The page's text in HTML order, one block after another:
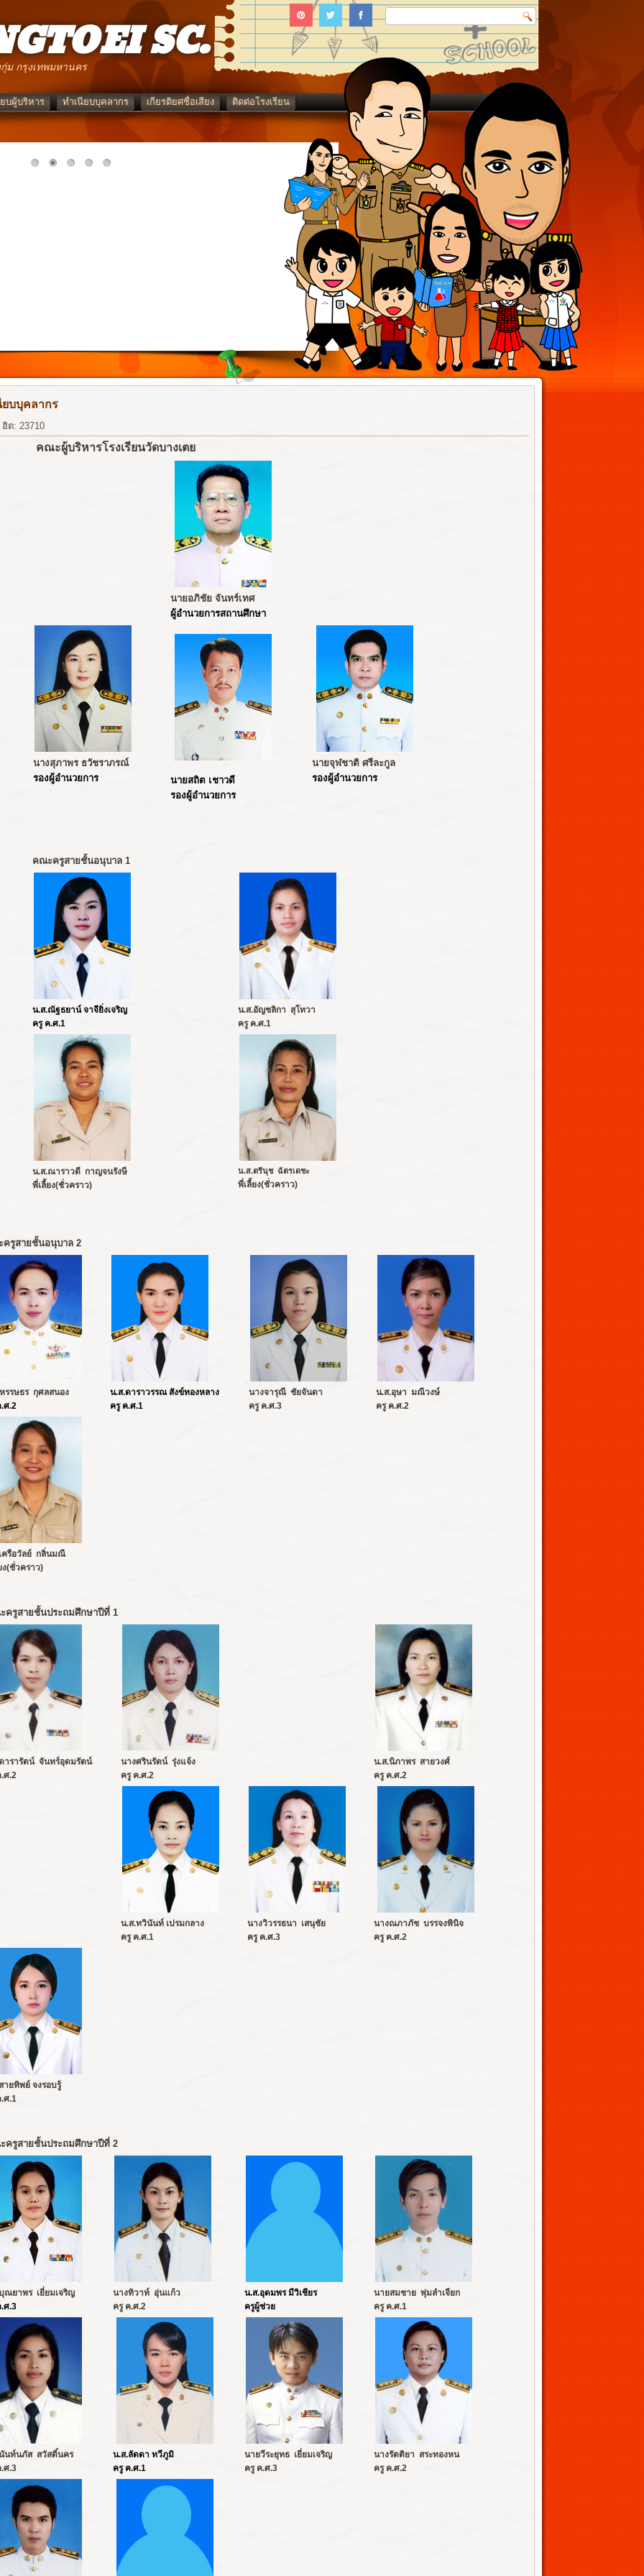
SC.
ม กรุงเทพมหานคร
บผู้บริหาร ทำเนียบบุคลากร เกียรติยศชื่อเสียง ติดต่อโรงเรียน
ยบบุคลากร
ฮิต: 23710
คณะผู้บริหารโรงเรียนวัดบางเตย
นายอภิชัย จันทร์เทศ
ผู้อำนวยการสถานศึกษา
นางสุภาพร ธวัชราภรณ์
รองผู้อำนวยการ
นายสถิต เชาวดี
รองผู้อำนวยการ
นายจุฬชาติ ศรีละกูล
รองผู้อำนวยการ
คณะครูสายชั้นอนุบาล 1
น.ส.ณัฐธยาน์ จาจียิ่งเจริญ
ครู ค.ศ.1
น.ส.อัญชลิกา สุโทวา
ครู ค.ศ.1
น.ส.ณาราวดี กาญจนรังษี
พี่เลี้ยง(ชั่วคราว)
น.ส.ตรีนุช ฉัตรเดชะ
พี่เลี้ยง(ชั่วคราว)
รูสายชั้นอนุบาล 2
รรษธร กุศลสนอง
ศ.2
น.ส.ดาราวรรณ สังข์ทองหลาง
ครู ค.ศ.1
นางจารุณี ชัยจันดา
ครู ค.ศ.3
น.ส.อุษา มณีวงษ์
ครู ค.ศ.2
ครือวัลย์ กลิ่นมณี
ง(ชั่วคราว)
ครูสายชั้นประถมศึกษาปีที่ 1
ารารัตน์ จันทร์อุดมรัตน์
ศ.2
นางศรินรัตน์ รุ่งแจ้ง
ครู ค.ศ.2
น.ส.นิภาพร สายวงศ์
ครู ค.ศ.2
น.ส.ทวินันท์ เปรมกลาง
ครู ค.ศ.1
นางวิวรรธนา เสนุชัย
ครู ค.ศ.3
นางณภาภัช บรรจงพินิจ
ครู ค.ศ.2
ายทิพย์ จงรอบรู้
ศ.1
ครูสายชั้นประถมศึกษาปีที่ 2
ณยาพร เยี่ยมเจริญ
ศ.3
นางทิวาท์ อุ่นแก้ว
ครู ค.ศ.2
น.ส.อุดมพร มีวิเชียร
ครูผู้ช่วย
นายสมชาย พุ่มลำเจียก
ครู ค.ศ.1
นท์นภัส สวัสดิ์นคร
ศ.3
น.ส.ลัดดา ทวีภูมิ
ครู ค.ศ.1
นายวีระยุทธ เยี่ยมเจริญ
ครู ค.ศ.3
นางรัตติยา สระทองหน
ครู ค.ศ.2